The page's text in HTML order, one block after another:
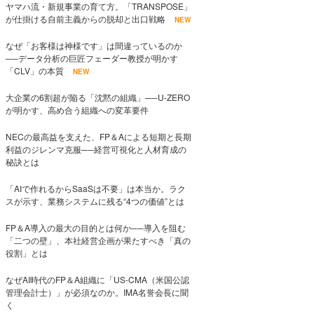
ヤマハ流・新規事業の育て方。「TRANSPOSE」
が仕掛ける自前主義からの脱却と出口戦略
NEW
なぜ「お客様は神様です」は間違っているのか
──データ分析の巨匠フェーダー教授が明かす
「CLV」の本質
NEW
大企業の6割超が陥る「沈黙の組織」──U-ZERO
が明かす、高め合う組織への変革要件
NECの最高益を支えた、FP＆Aによる短期と長期
利益のジレンマ克服──経営可視化と人材育成の
秘訣とは
「AIで作れるからSaaSは不要」は本当か。ラク
スが示す、業務システムに残る“4つの価値”とは
FP＆A導入の最大の目的とは何か──導入を阻む
「二つの壁」、本社経営企画が果たすべき「真の
役割」とは
なぜAI時代のFP＆A組織に「US-CMA（米国公認
管理会計士）」が必須なのか。IMA名誉会長に聞
く